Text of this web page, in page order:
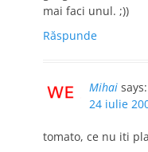
mai faci unul. ;))
Răspunde
Mihai says:
24 iulie
tomato, ce nu iti